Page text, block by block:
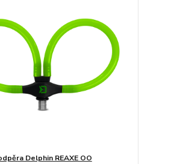
Delphin REAXE OO